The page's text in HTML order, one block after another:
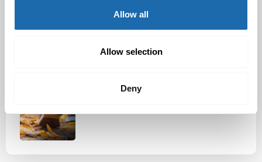
Allow all
Allow selection
Deny
30.10.2024
Tutustu uuteen kengänhoitosarjaamme